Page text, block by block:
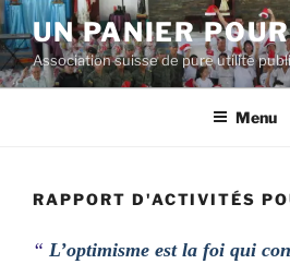
Aller
au
contenu
principal
UN PANIER
Association suisse de pure utilité
Menu
RAPPORT D'ACTIVITÉS
“ L’optimisme est la foi qui